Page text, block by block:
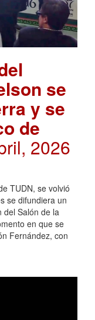
se
y se
de
2026
TUDN, se volvió
se difundiera un
del Salón de la
en que se
Fernández, con